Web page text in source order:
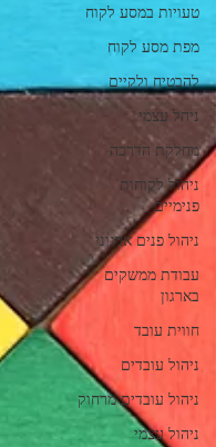
טעויות במסע לקוח
מפת מסע לקוח
להבטיח ולקיים
ניהל עצמי
מחלקת הדרכה
ניהול לקוחות
פנימיים
ניהול פנים ארגוני
עבודת ממשקים
בארגון
חווית עובד
ניהול עובדים
ניהול עובדים מרחוק
ניהול עצמי